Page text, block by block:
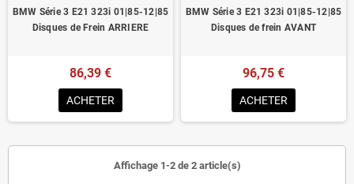
BMW Série 3 E21 323i 01|85-12|85
Disques de Frein ARRIERE
86,39 €
ACHETER
BMW Série 3 E21 323i 01|85-12|85
Disques de frein AVANT
96,75 €
ACHETER
Affichage 1-2 de 2 article(s)